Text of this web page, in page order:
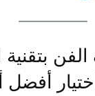
بتقنية
أفضل